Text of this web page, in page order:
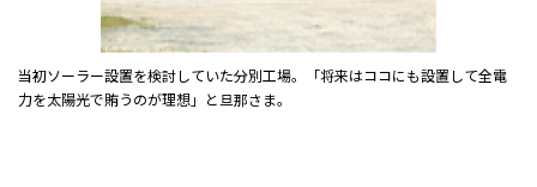
当初ソーラー設置を検討していた分別工場。「将来はココにも設置して全電
力を太陽光で賄うのが理想」と旦那さま。